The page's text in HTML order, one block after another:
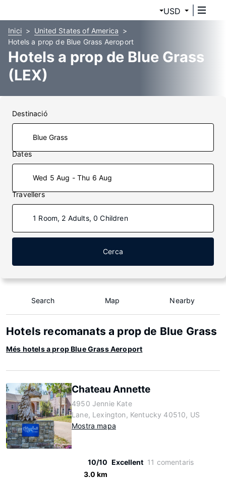
USD
Inici
United States of America
Hotels a prop de Blue Grass Aeroport
Hotels a prop de Blue Grass
(LEX)
Destinació
Dates
Wed 5 Aug - Thu 6 Aug
Travellers
1 Room, 2 Adults, 0 Children
Cerca
Search Map Nearby
Hotels recomanats a prop de Blue Grass
Més hotels a prop Blue Grass Aeroport
Chateau Annette
4950 Jennie Kate
Lane, Lexington, Kentucky 40510, US
Mostra mapa
10/10 Excellent 11 comentaris
3.0 km